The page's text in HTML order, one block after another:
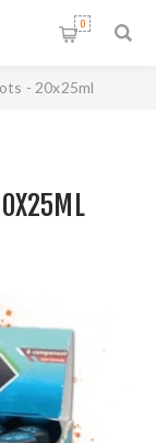
0
- 20x25ml